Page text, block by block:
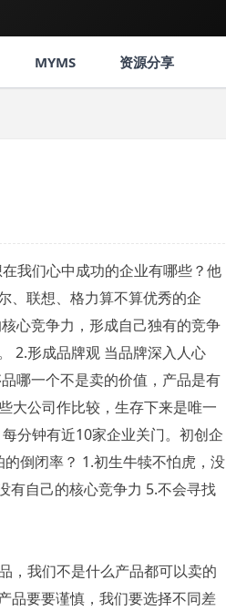
MYMS 资源分享
我们心中成功的企业有哪些？他
、联想、格力算不算优秀的企
心竞争力，形成自己独有的竞争
2.形成品牌观 当品牌深入人心
哪一个不是卖的价值，产品是有
大公司作比较，生存下来是唯一
分钟有近10家企业关门。初创企
倒闭率？ 1.初生牛犊不怕虎，没
有自己的核心竞争力 5.不会寻找
，我们不是什么产品都可以卖的
品要要谨慎，我们要选择不同差